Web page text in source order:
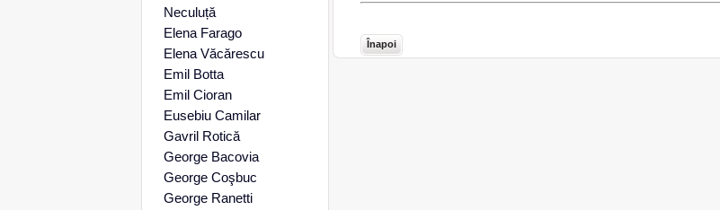
Înapoi
Neculuță
Elena Farago
Elena Văcărescu
Emil Botta
Emil Cioran
Eusebiu Camilar
Gavril Rotică
George Bacovia
George Coşbuc
George Ranetti